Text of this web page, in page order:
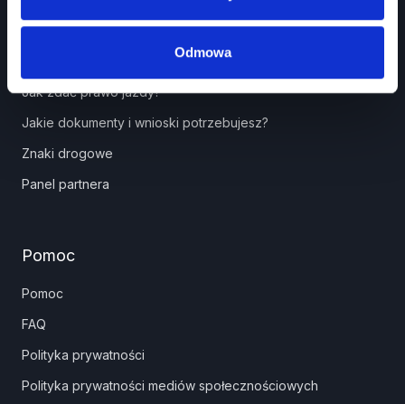
Odmowa
Prawko.pl
Kurs Teorii Prawo Jazdy przez Internet?
Jak zdać prawo jazdy?
Jakie dokumenty i wnioski potrzebujesz?
Znaki drogowe
Panel partnera
Pomoc
Pomoc
FAQ
Polityka prywatności
Polityka prywatności mediów społecznościowych